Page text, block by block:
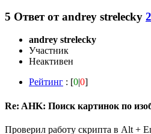
5 Ответ отandrey strelecky
andrey strelecky
Участник
Неактивен
Рейтинг : [0|0]
Re: AHK: Поиск картинок по
Проверил работу скрипта в Alt +